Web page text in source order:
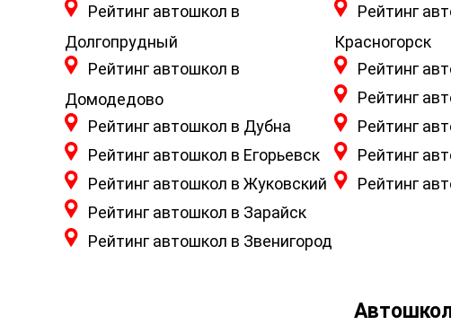
Рейтинг автошкол в
Долгопрудный
Рейтинг автошкол в
Домодедово
Рейтинг автошкол в Дубна
Рейтинг автошкол в Егорьевск
Рейтинг автошкол в Жуковский
Рейтинг автошкол в Зарайск
Рейтинг автошкол в Звенигород
Рейтинг
Красногорск
Рейтинг
Рейтинг
Рейтинг
Рейтинг
Рейтинг